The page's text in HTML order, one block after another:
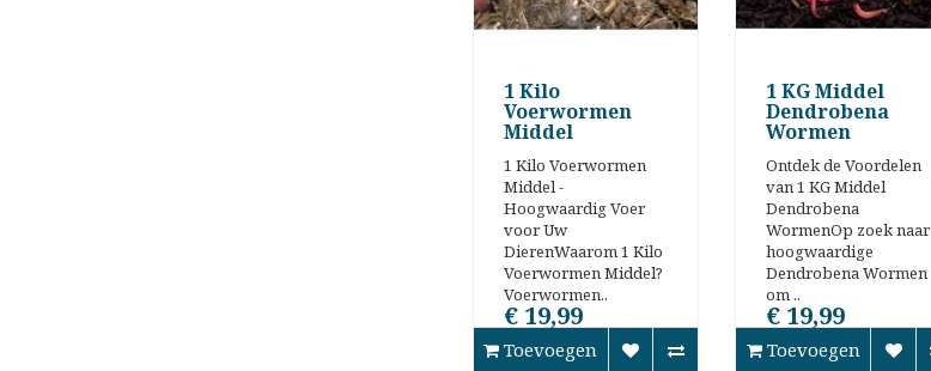
1 Kilo
Voerwormen
Middel
1 Kilo Voerwormen
Middel -
Hoogwaardig Voer
voor Uw
DierenWaarom 1 Kilo
Voerwormen Middel?
Voerwormen..
€ 19,99
Toevoegen
1 KG Middel
Dendrobena
Wormen
Ontdek de Voordelen
van 1 KG Middel
Dendrobena
WormenOp zoek naar
hoogwaardige
Dendrobena Wormen
om ..
€ 19,99
Toevoegen